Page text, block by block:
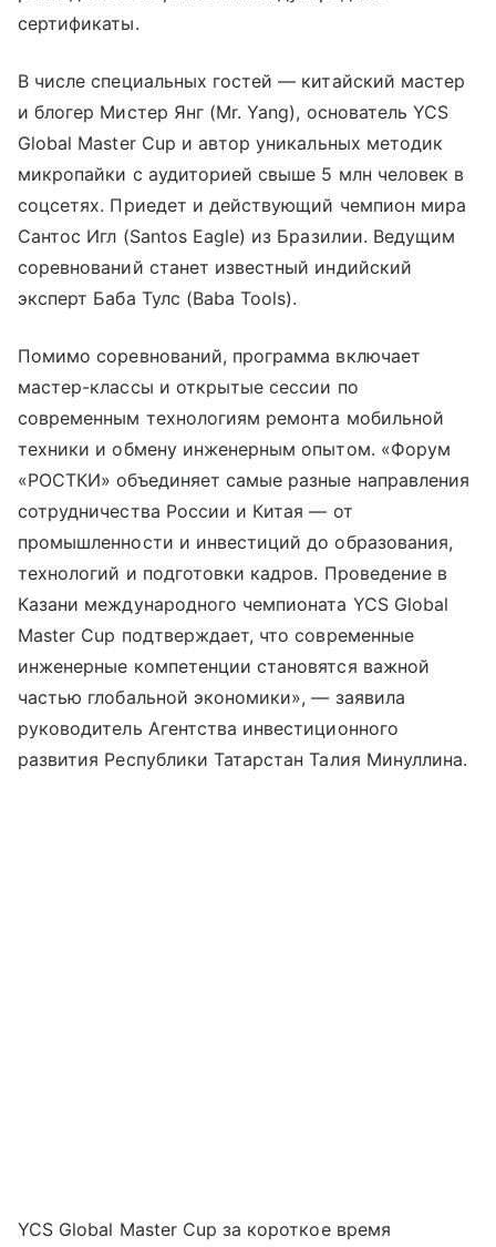
сертификаты.
В числе специальных гостей — китайский мастер
и блогер Мистер Янг (Mr. Yang), основатель YCS
Global Master Cup и автор уникальных методик
микропайки с аудиторией свыше 5 млн человек в
соцсетях. Приедет и действующий чемпион мира
Сантос Игл (Santos Eagle) из Бразилии. Ведущим
соревнований станет известный индийский
эксперт Баба Тулс (Baba Tools).
Помимо соревнований, программа включает
мастер-классы и открытые сессии по
современным технологиям ремонта мобильной
техники и обмену инженерным опытом. «Форум
«РОСТКИ» объединяет самые разные направления
сотрудничества России и Китая — от
промышленности и инвестиций до образования,
технологий и подготовки кадров. Проведение в
Казани международного чемпионата YCS Global
Master Cup подтверждает, что современные
инженерные компетенции становятся важной
частью глобальной экономики», — заявила
руководитель Агентства инвестиционного
развития Республики Татарстан Талия Минуллина.
YCS Global Master Cup за короткое время